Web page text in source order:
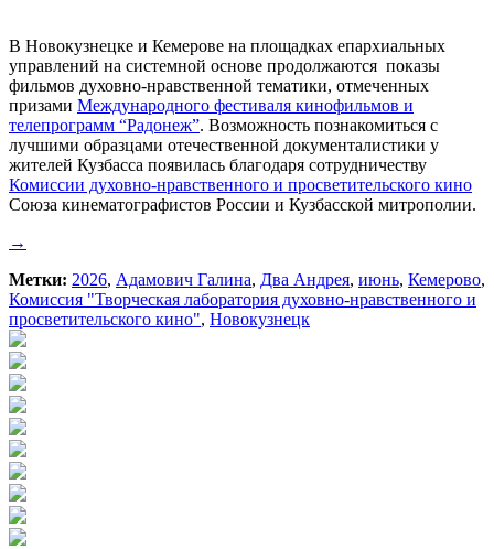
В Новокузнецке и Кемерове на площадках епархиальных
управлений на системной основе продолжаются показы
фильмов духовно-нравственной тематики, отмеченных
призами Международного фестиваля кинофильмов и
телепрограмм “Радонеж”. Возможность познакомиться с
лучшими образцами отечественной документалистики у
жителей Кузбасса появилась благодаря сотрудничеству
Комиссии духовно-нравственного и просветительского кино
Союза кинематографистов России и Кузбасской митрополии.
→
Метки: 2026, Адамович Галина, Два Андрея, июнь, Кемерово,
Комиссия "Творческая лаборатория духовно-нравственного и
просветительского кино", Новокузнецк